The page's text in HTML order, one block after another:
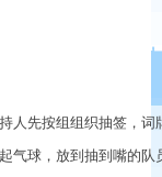
先按组组织抽签，词
气球，放到抽到嘴的